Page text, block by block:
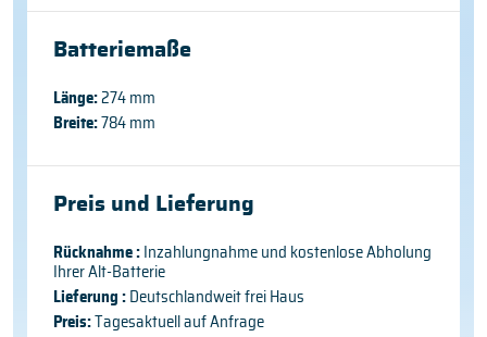
Batteriemaße
Länge: 274 mm
Breite: 784 mm
Preis und Lieferung
Rücknahme : Inzahlungnahme und kostenlose Abholung
Ihrer Alt-Batterie
Lieferung : Deutschlandweit frei Haus
Preis:Tagesaktuell auf Anfrage